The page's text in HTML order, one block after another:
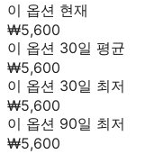
이 옵션 현재
₩5,600
이 옵션 30일 평균
₩5,600
이 옵션 30일 최저
₩5,600
이 옵션 90일 최저
₩5,600